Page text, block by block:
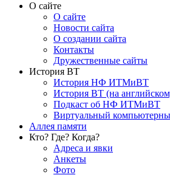
О сайте
О сайте
Новости сайта
О создании сайта
Контакты
Дружественные сайты
История ВТ
История НФ ИТМиВТ
История ВТ (на
Подкаст об НФ ИТМиВТ
Виртуальный
Аллея памяти
Кто? Где? Когда?
Адреса и явки
Анкеты
Фото